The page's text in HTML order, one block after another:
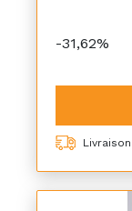
-31,62%